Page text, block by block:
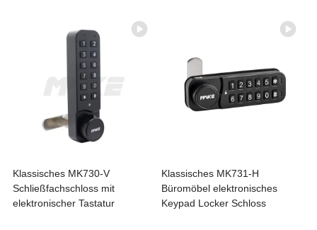
Klassisches MK730-V
Schließfachschloss mit
elektronischer Tastatur
Klassisches MK731-H
Büromöbel elektronisches
Keypad Locker Schloss